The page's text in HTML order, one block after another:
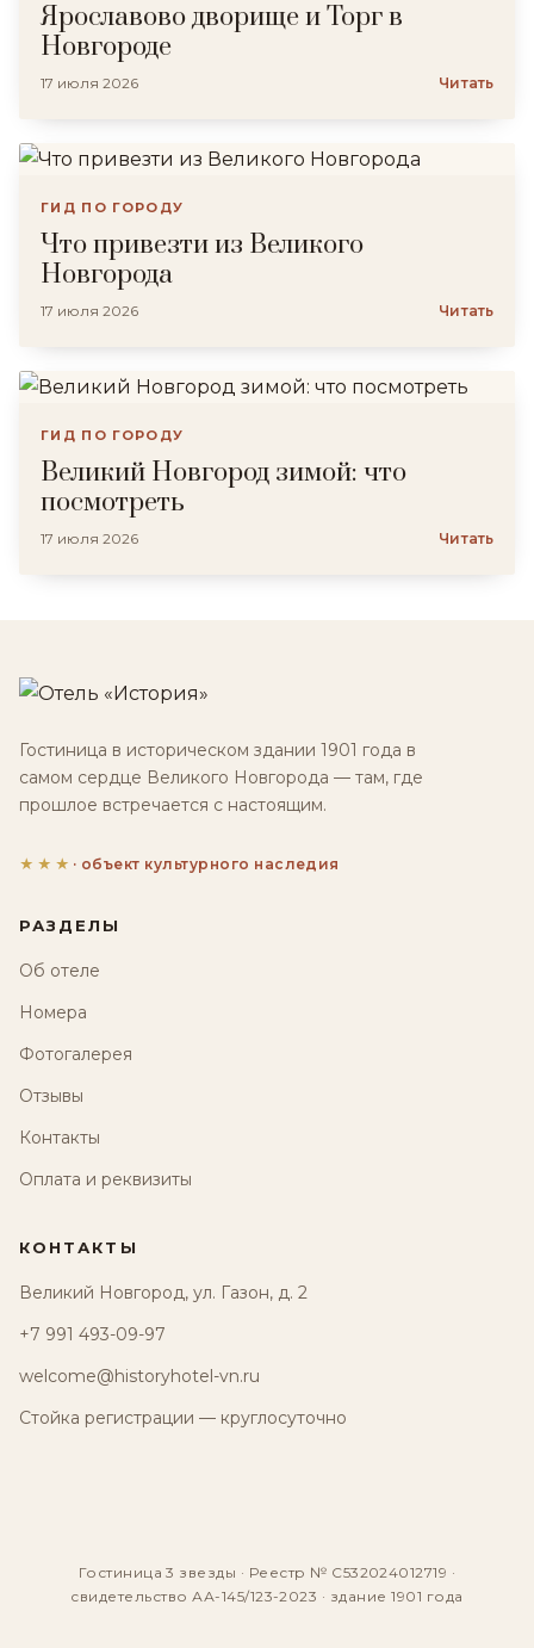
Ярославово дворище и Торг в
Новгороде
17 июля 2026 Читать
ГИД ПО ГОРОДУ
Что привезти из Великого
Новгорода
17 июля 2026 Читать
ГИД ПО ГОРОДУ
Великий Новгород зимой: что
посмотреть
17 июля 2026 Читать
Гостиница в историческом здании 1901 года в
самом сердце Великого Новгорода — там, где
прошлое встречается с настоящим.
★★★ · объект культурного наследия
РАЗДЕЛЫ
Об отеле
Номера
Фотогалерея
Отзывы
Контакты
Оплата и реквизиты
КОНТАКТЫ
Великий Новгород, ул. Газон, д. 2
+7 991 493-09-97
welcome@historyhotel-vn.ru
Стойка регистрации — круглосуточно
Гостиница 3 звезды · Реестр № С532024012719 ·
свидетельство АА-145/123-2023 · здание 1901 года